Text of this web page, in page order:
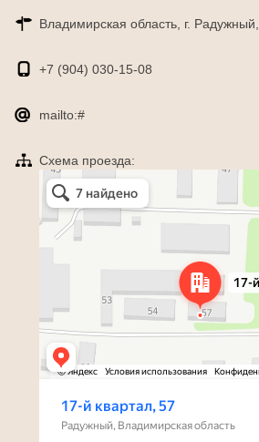
Владимирская область, г.
+7 (904) 030-15-08
mailto:#
Схема проезда:
Яндекс Карты
Радужный — Яндекс Карты